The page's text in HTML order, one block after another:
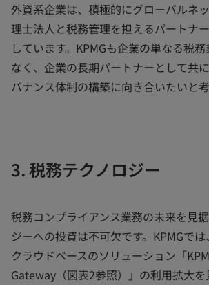
外資系企業は、積極的にグローバルネ
理士法人と税務管理を担えるパートナ
しています。KPMGも企業の単なる税
なく、企業の長期パートナーとして共
バナンス体制の構築に向き合いたいと考
3. 税務テクノロジー
税務コンプライアンス業務の未来を見
ジーへの投資は不可欠です。KPMGで
クラウドベースのソリューション「
Gateway（図表2参照）」の利用拡大